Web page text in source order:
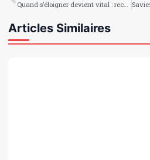
Articles Similaires